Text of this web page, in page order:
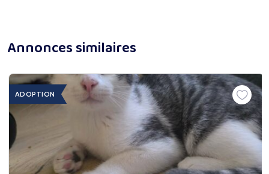
Annonces similaires
ADOPTION